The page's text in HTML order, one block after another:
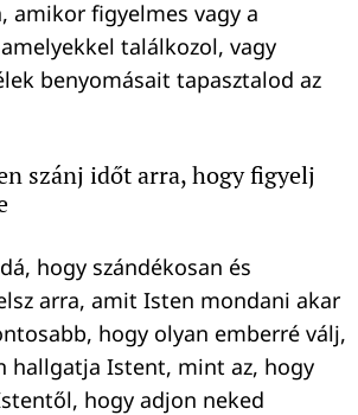
amikor figyelmes vagy a
találkozol, vagy
benyomásait tapasztalod az
szánj időt arra, hogy figyelj
hogy szándékosan és
arra, amit Isten mondani akar
hogy olyan emberré válj,
hallgatja Istent, mint az, hogy
hogy adjon neked